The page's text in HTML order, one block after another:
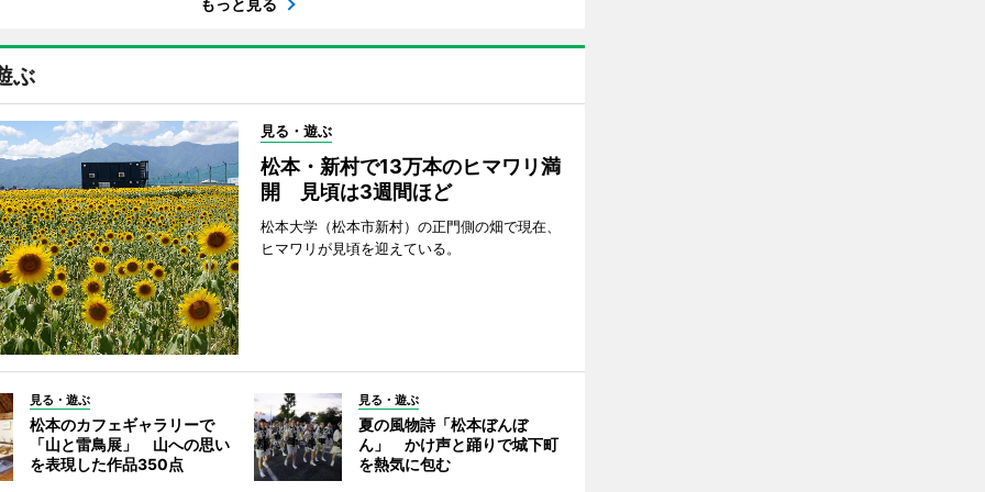
もっと見る
ぶ
見る・遊ぶ
松本・新村で13万本のヒマワリ満
開 見頃は3週間ほど
松本大学（松本市新村）の正門側の畑で現在、
ヒマワリが見頃を迎えている。
見る・遊ぶ
松本のカフェギャラリーで
「山と雷鳥展」 山への思い
を表現した作品350点
見る・遊ぶ
夏の風物詩「松本ぼんぼ
ん」 かけ声と踊りで城下町
を熱気に包む